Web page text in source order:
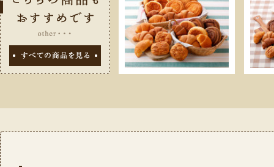
こちらの商
すべての商品を見る